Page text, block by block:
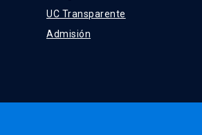
UC Transparente
Admisión